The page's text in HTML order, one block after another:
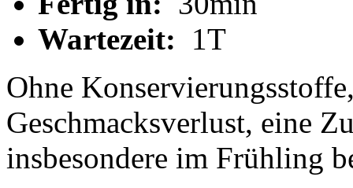
Wartezeit:
1T
Ohne
Geschmacksverlust, eine
insbesondere im Frühling